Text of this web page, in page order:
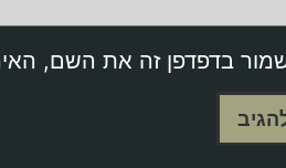
בדפדפן זה את השם,